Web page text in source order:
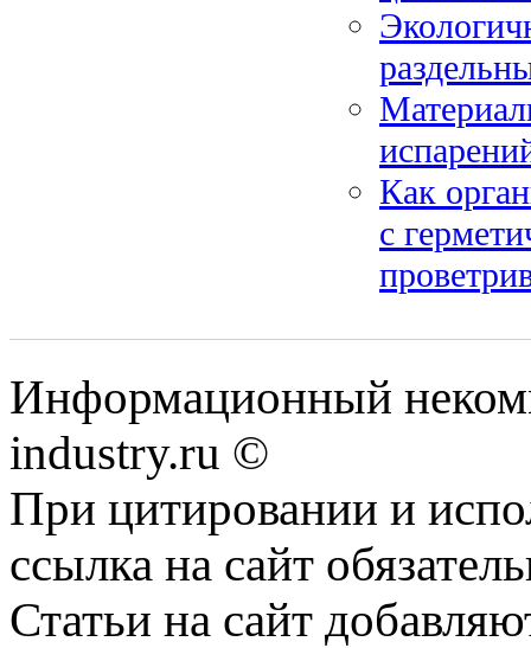
Как
с
Информационный
industry.ru ©
При цитировании и
ссылка на сайт
Статьи на сайт